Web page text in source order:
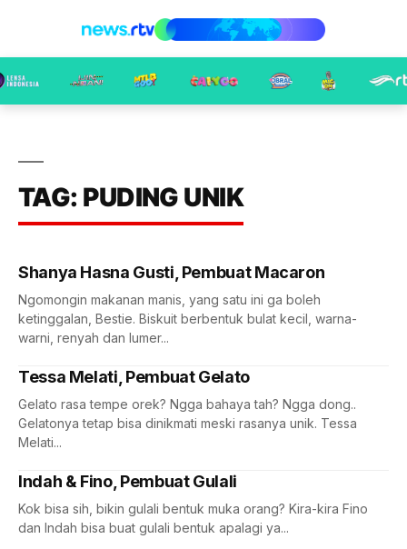
TAG: PUDING UNIK
Shanya Hasna Gusti, Pembuat Macaron
Ngomongin makanan manis, yang satu ini ga boleh
ketinggalan, Bestie. Biskuit berbentuk bulat kecil, warna-
warni, renyah dan lumer...
Tessa Melati, Pembuat Gelato
Gelato rasa tempe orek? Ngga bahaya tah? Ngga dong..
Gelatonya tetap bisa dinikmati meski rasanya unik. Tessa
Melati...
Indah & Fino, Pembuat Gulali
Kok bisa sih, bikin gulali bentuk muka orang? Kira-kira Fino
dan Indah bisa buat gulali bentuk apalagi ya...